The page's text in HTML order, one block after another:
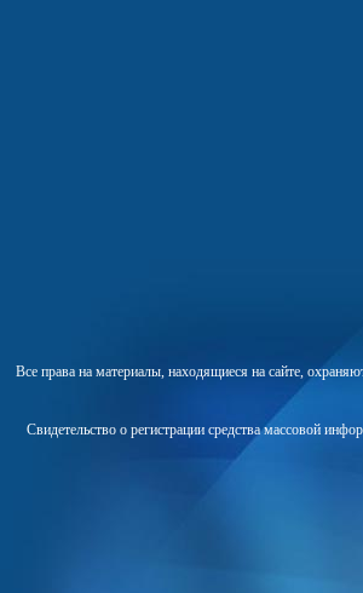
Все права на материалы, находящиеся на сайте,
Свидетельство о регистрации средства массовой